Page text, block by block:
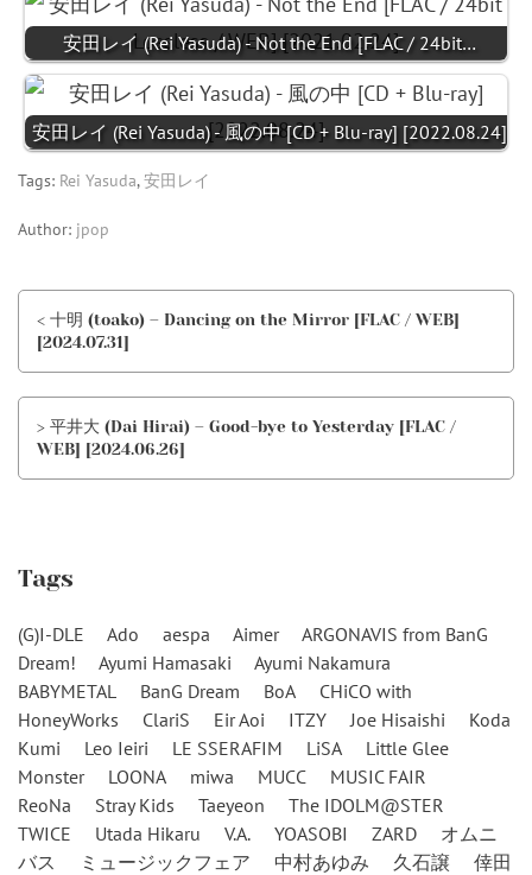
安田レイ (Rei Yasuda) - Not the End [FLAC / 24bit…
安田レイ (Rei Yasuda) - 風の中 [CD + Blu-ray] [2022.08.24]
Tags: Rei Yasuda,安田レイ
Author: jpop
< 十明 (toako) – Dancing on the Mirror [FLAC / WEB]
[2024.07.31]
> 平井大 (Dai Hirai) – Good-bye to Yesterday [FLAC /
WEB] [2024.06.26]
Tags
(G)I-DLE Ado aespa Aimer
ARGONAVIS from BanG
Dream!
Ayumi Hamasaki
Ayumi Nakamura
BABYMETAL
BanG Dream BoA
CHiCO with
HoneyWorks
ClariS Eir Aoi ITZY Joe Hisaishi
Koda
Kumi
Leo Ieiri LE SSERAFIM LiSA
Little Glee
Monster
LOONA miwa MUCC
MUSIC FAIR
ReoNa
Stray Kids Taeyeon
The IDOLM@STER
TWICE
Utada Hikaru V.A. YOASOBI ZARD
オムニ
バス
ミュージックフェア 中村あゆみ 久石譲
倖田